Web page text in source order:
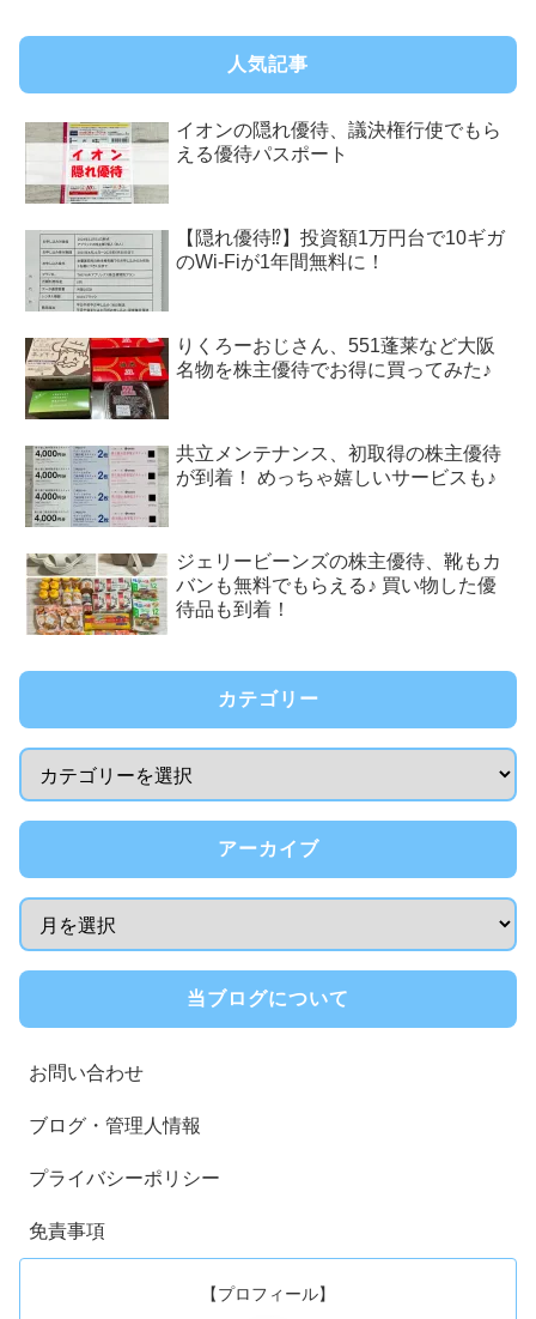
人気記事
イオンの隠れ優待、議決権行使でもら
える優待パスポート
【隠れ優待⁉︎】投資額1万円台で10ギガ
のWi-Fiが1年間無料に！
りくろーおじさん、551蓬莱など大阪
名物を株主優待でお得に買ってみた♪
共立メンテナンス、初取得の株主優待
が到着！ めっちゃ嬉しいサービスも♪
ジェリービーンズの株主優待、靴もカ
バンも無料でもらえる♪ 買い物した優
待品も到着！
カテゴリー
アーカイブ
当ブログについて
お問い合わせ
ブログ・管理人情報
プライバシーポリシー
免責事項
【プロフィール】